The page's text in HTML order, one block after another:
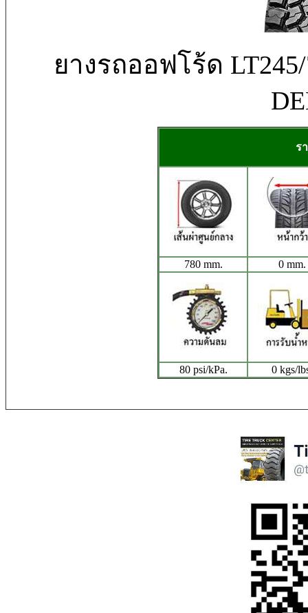
ยางรถออฟโร้ด
ร
780 mm. 0 mm.
80 psi/kPa. 0 kgs/